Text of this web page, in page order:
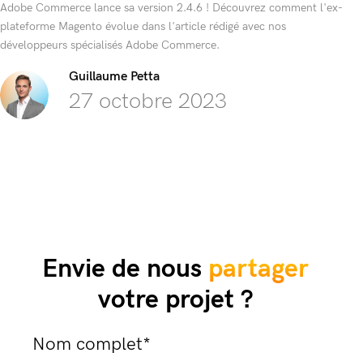
Adobe Commerce lance sa version 2.4.6 ! Découvrez comment l'ex-
plateforme Magento évolue dans l'article rédigé avec nos
développeurs spécialisés Adobe Commerce.
Guillaume Petta
27 octobre 2023
Envie de nous partager
votre projet ?
Nom complet*